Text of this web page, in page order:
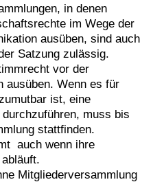
in denen
im Wege der
ausüben, sind auch
Satzung zulässig.
vor der
ausüben. Wenn es für
ist, eine
muss bis
stattfinden.
auch wenn ihre
Mitgliederversammlung